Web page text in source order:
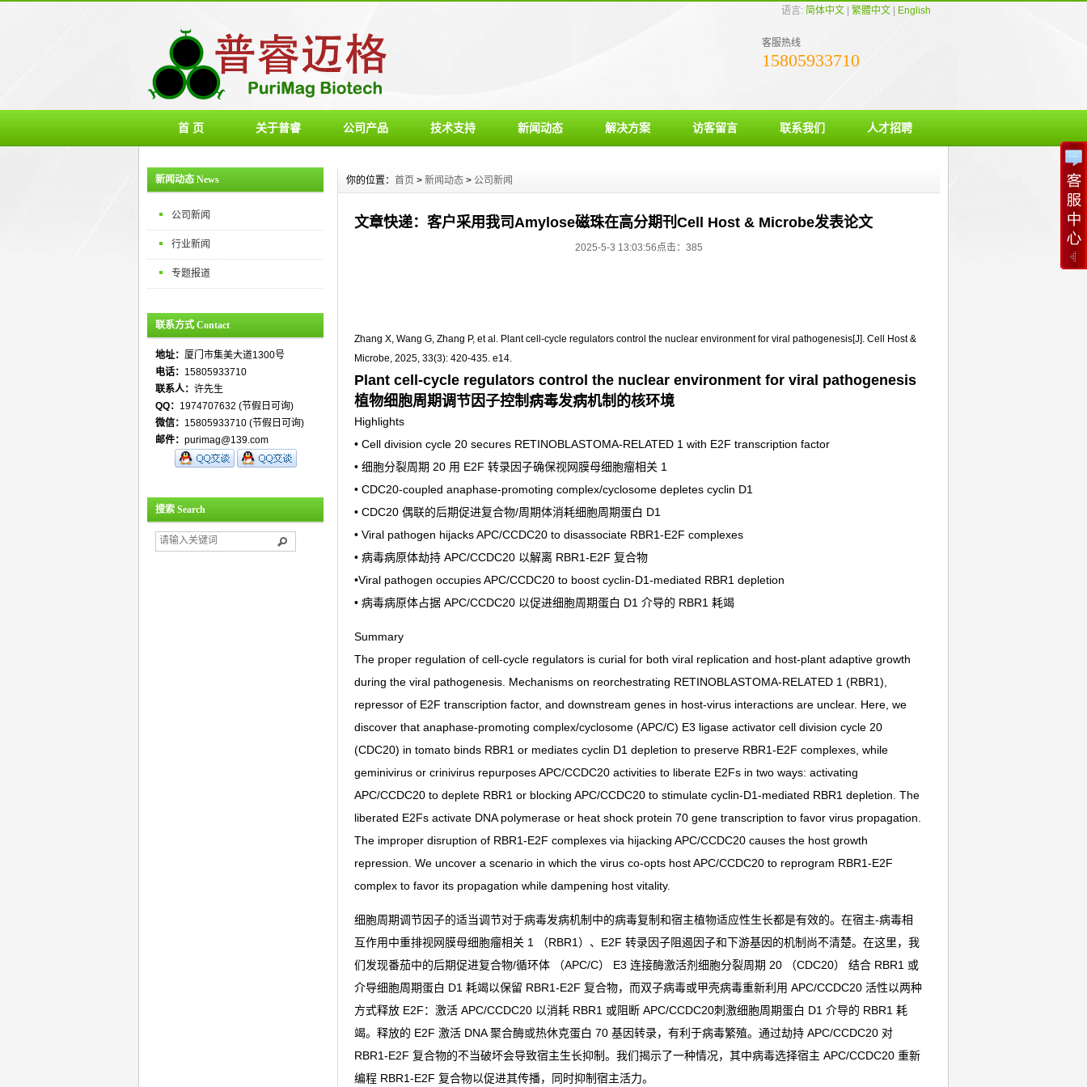
语言: 简体中文 繁體中文 English
客服热线
15805933710
首 页 关于普睿 公司产品 技术支持 新闻动态 解决方案 访客留言 联系我们 人才招聘
新闻动态 News
公司新闻
行业新闻
专题报道
联系方式 Contact
地址： 厦门市集美大道1300号
电话： 15805933710
联系人： 许先生
QQ： 1974707632 (节假日可询)
微信： 15805933710 (节假日可询)
邮件： purimag@139.com
搜索 Search
你的位置： 首页 > 新闻动态 > 公司新闻
文章快递：客户采用我司Amylose磁珠在高分期刊Cell Host & Microbe发表论文
2025-5-3 13:03:56点击： 385
Zhang X, Wang G, Zhang P, et al. Plant cell-cycle regulators control the nuclear environment for viral pathogenesis[J]. Cell Host &
Microbe, 2025, 33(3): 420-435. e14.
Plant cell-cycle regulators control the nuclear environment for viral pathogenesis
植物细胞周期调节因子控制病毒发病机制的核环境
Highlights
• Cell division cycle 20 secures RETINOBLASTOMA-RELATED 1 with E2F transcription factor
• 细胞分裂周期 20 用 E2F 转录因子确保视网膜母细胞瘤相关 1
• CDC20-coupled anaphase-promoting complex/cyclosome depletes cyclin D1
• CDC20 偶联的后期促进复合物/周期体消耗细胞周期蛋白 D1
• Viral pathogen hijacks APC/CCDC20 to disassociate RBR1-E2F complexes
• 病毒病原体劫持 APC/CCDC20 以解离 RBR1-E2F 复合物
•Viral pathogen occupies APC/CCDC20 to boost cyclin-D1-mediated RBR1 depletion
• 病毒病原体占据 APC/CCDC20 以促进细胞周期蛋白 D1 介导的 RBR1 耗竭
Summary
The proper regulation of cell-cycle regulators is curial for both viral replication and host-plant adaptive growth
during the viral pathogenesis. Mechanisms on reorchestrating RETINOBLASTOMA-RELATED 1 (RBR1),
repressor of E2F transcription factor, and downstream genes in host-virus interactions are unclear. Here, we
discover that anaphase-promoting complex/cyclosome (APC/C) E3 ligase activator cell division cycle 20
(CDC20) in tomato binds RBR1 or mediates cyclin D1 depletion to preserve RBR1-E2F complexes, while
geminivirus or crinivirus repurposes APC/CCDC20 activities to liberate E2Fs in two ways: activating
APC/CCDC20 to deplete RBR1 or blocking APC/CCDC20 to stimulate cyclin-D1-mediated RBR1 depletion. The
liberated E2Fs activate DNA polymerase or heat shock protein 70 gene transcription to favor virus propagation.
The improper disruption of RBR1-E2F complexes via hijacking APC/CCDC20 causes the host growth
repression. We uncover a scenario in which the virus co-opts host APC/CCDC20 to reprogram RBR1-E2F
complex to favor its propagation while dampening host vitality.
细胞周期调节因子的适当调节对于病毒发病机制中的病毒复制和宿主植物适应性生长都是有效的。在宿主-病毒相
互作用中重排视网膜母细胞瘤相关 1 （RBR1）、E2F 转录因子阻遏因子和下游基因的机制尚不清楚。在这里，我
们发现番茄中的后期促进复合物/循环体 （APC/C） E3 连接酶激活剂细胞分裂周期 20 （CDC20） 结合 RBR1 或
介导细胞周期蛋白 D1 耗竭以保留 RBR1-E2F 复合物，而双子病毒或甲壳病毒重新利用 APC/CCDC20 活性以两种
方式释放 E2F：激活 APC/CCDC20 以消耗 RBR1 或阻断 APC/CCDC20刺激细胞周期蛋白 D1 介导的 RBR1 耗
竭。释放的 E2F 激活 DNA 聚合酶或热休克蛋白 70 基因转录，有利于病毒繁殖。通过劫持 APC/CCDC20 对
RBR1-E2F 复合物的不当破坏会导致宿主生长抑制。我们揭示了一种情况，其中病毒选择宿主 APC/CCDC20 重新
编程 RBR1-E2F 复合物以促进其传播，同时抑制宿主活力。